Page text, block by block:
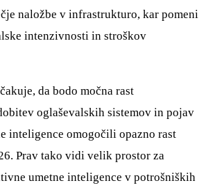
naložbe v infrastrukturo, kar pomeni
intenzivnosti in stroškov
da bodo močna rast
oglaševalskih sistemov in pojav
inteligence omogočili opazno rast
Prav tako vidi velik prostor za
umetne inteligence v potrošniških